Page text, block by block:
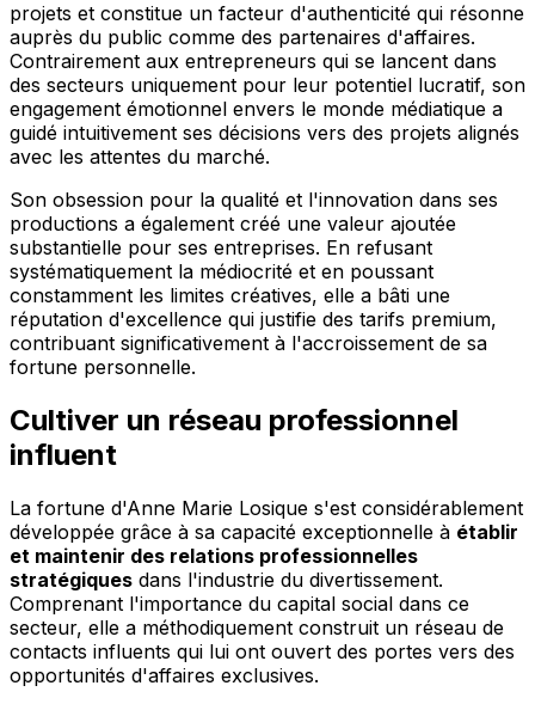
projets et constitue un facteur d'authenticité qui résonne
auprès du public comme des partenaires d'affaires.
Contrairement aux entrepreneurs qui se lancent dans
des secteurs uniquement pour leur potentiel lucratif, son
engagement émotionnel envers le monde médiatique a
guidé intuitivement ses décisions vers des projets alignés
avec les attentes du marché.
Son obsession pour la qualité et l'innovation dans ses
productions a également créé une valeur ajoutée
substantielle pour ses entreprises. En refusant
systématiquement la médiocrité et en poussant
constamment les limites créatives, elle a bâti une
réputation d'excellence qui justifie des tarifs premium,
contribuant significativement à l'accroissement de sa
fortune personnelle.
Cultiver un réseau professionnel
influent
La fortune d'Anne Marie Losique s'est considérablement
développée grâce à sa capacité exceptionnelle à établir
et maintenir des relations professionnelles
stratégiques dans l'industrie du divertissement.
Comprenant l'importance du capital social dans ce
secteur, elle a méthodiquement construit un réseau de
contacts influents qui lui ont ouvert des portes vers des
opportunités d'affaires exclusives.